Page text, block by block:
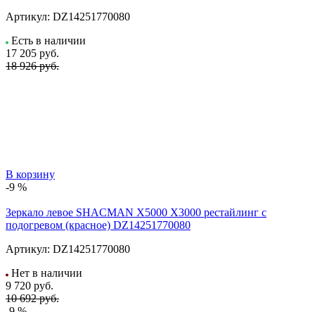
Артикул: DZ14251770080
Есть в наличии
17 205 руб.
18 926 руб.
В корзину
-9 %
Зеркало левое SHACMAN X5000 X3000 рестайлинг с
подогревом (красное) DZ14251770080
Артикул: DZ14251770080
Нет в наличии
9 720 руб.
10 692 руб.